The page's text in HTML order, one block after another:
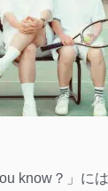
know？」に